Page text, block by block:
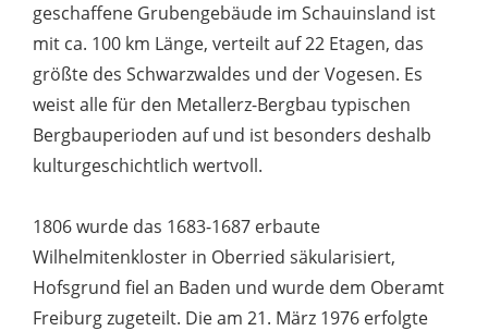
geschaffene Grubengebäude im Schauinsland ist
mit ca. 100 km Länge, verteilt auf 22 Etagen, das
größte des Schwarzwaldes und der Vogesen. Es
weist alle für den Metallerz-Bergbau typischen
Bergbauperioden auf und ist besonders deshalb
kulturgeschichtlich wertvoll.
1806 wurde das 1683-1687 erbaute
Wilhelmitenkloster in Oberried säkularisiert,
Hofsgrund fiel an Baden und wurde dem Oberamt
Freiburg zugeteilt. Die am 21. März 1976 erfolgte